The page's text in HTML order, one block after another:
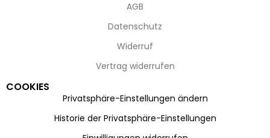
AGB
Datenschutz
Widerruf
Vertrag widerrufen
COOKIES
Privatsphäre-Einstellungen ändern
Historie der Privatsphäre-Einstellungen